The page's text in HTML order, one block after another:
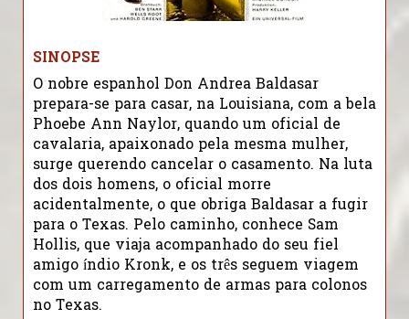
SINOPSE
O nobre espanhol Don Andrea Baldasar
prepara-se para casar, na Louisiana, com a bela
Phoebe Ann Naylor, quando um oficial de
cavalaria, apaixonado pela mesma mulher,
surge querendo cancelar o casamento. Na luta
dos dois homens, o oficial morre
acidentalmente, o que obriga Baldasar a fugir
para o Texas. Pelo caminho, conhece Sam
Hollis, que viaja acompanhado do seu fiel
amigo índio Kronk, e os três seguem viagem
com um carregamento de armas para colonos
no Texas.